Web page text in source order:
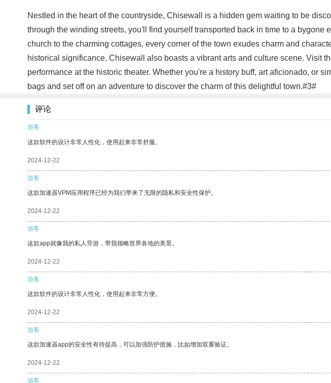
Nestled in the heart of the countryside, Chisewall is a hidden gem waiting to be
through the winding streets, you'll find yourself transported back in time to a
church to the charming cottages, every corner of the town exudes charm and
historical significance, Chisewall also boasts a vibrant arts and culture scene. Visit
performance at the historic theater. Whether you're a history buff, art aficionado, or
bags and set off on an adventure to discover the charm of this delightful town.#3#
评论
游客
这款软件的设计非常人性化，使用起来非常舒服。
2024-12-22
游客
这款加速器VPM应用程序已经为我们带来了无限的隐私和安全性保护。
2024-12-22
游客
这款app就像我的私人导游，带我领略世界各地的美景。
2024-12-22
游客
这款软件的设计非常人性化，使用起来非常方便。
2024-12-22
游客
这款加速器app的安全性有待提高，可以加强防护措施，比如增加双重验证。
2024-12-22
游客